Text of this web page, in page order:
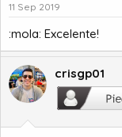
11 Sep 2019
:mola: Excelente!
crisgp01